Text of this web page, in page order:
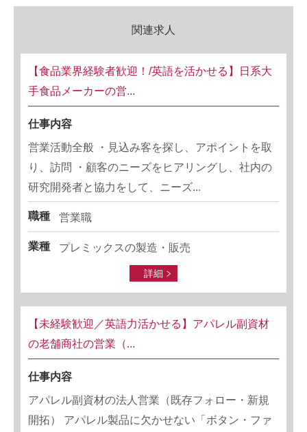
関連求人
【食品業界経験者歓迎！/英語を活かせる】日系大
手食品メーカーの営...
仕事内容
営業活動全般 ・見込み客を探し、アポイントを取
り、訪問 ・顧客のニーズをヒアリングし、社内の
研究開発者と協力をして、ニーズ...
職種 営業職
業種 プレミックスの製造・販売
詳細
【未経験歓迎／英語力活かせる】アパレル副資材
の老舗商社の営業（...
仕事内容
アパレル副資材の法人営業（既存フォロー・新規
開拓） アパレル製品に欠かせない「ボタン・ファ